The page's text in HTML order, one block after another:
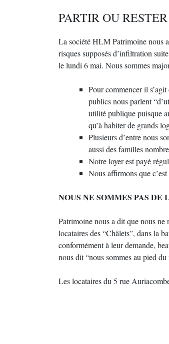
PARTIR OU
La société HLM Patrimoine nous
risques supposés d’infiltration
le lundi 6 mai. Nous sommes
Pour commencer il
publics nous parlent
utilité publique puisque
qu’à habiter de grands
Plusieurs d’entre nous
aussi des familles
Notre loyer est payé
Nous affirmons que
NOUS NE SOMMES PAS DE
Patrimoine nous a dit que nous
locataires des “Châlets”, dans la
conformément à leur demande,
nous dit “nous sommes au pied
Les locataires du 5 rue